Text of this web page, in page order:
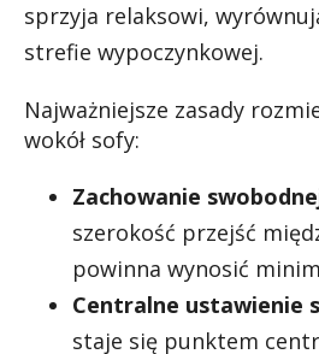
sprzyja relaksowi,
strefie wypoczynkowej.
Najważniejsze zasady
wokół sofy:
Zachowanie
szerokość przejść
powinna wynosić
Centralne ustawienie
staje się punktem